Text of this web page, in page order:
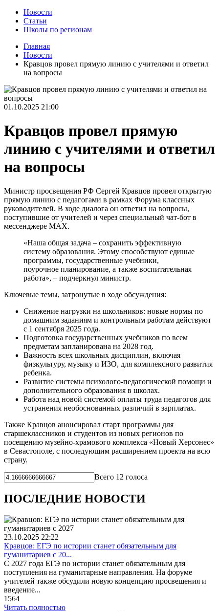
Новости
Статьи
Школы по регионам
Главная
Новости
Кравцов провел прямую линию с учителями и ответил
на вопросы
01.10.2025 21:00
Кравцов провел прямую
линию с учителями и ответил
на вопросы
Министр просвещения РФ Сергей Кравцов провел открытую
прямую линию с педагогами в рамках Форума классных
руководителей. В ходе диалога он ответил на вопросы,
поступившие от учителей и через специальный чат-бот в
мессенджере MAX.
«Наша общая задача – сохранить эффективную
систему образования. Этому способствуют единые
программы, государственные учебники,
поурочное планирование, а также воспитательная
работа», – подчеркнул министр.
Ключевые темы, затронутые в ходе обсуждения:
Снижение нагрузки на школьников: новые нормы по
домашним заданиям и контрольным работам действуют
с 1 сентября 2025 года.
Подготовка государственных учебников по всем
предметам запланирована на 2028 год.
Важность всех школьных дисциплин, включая
физкультуру, музыку и ИЗО, для комплексного развития
ребенка.
Развитие системы психолого-педагогической помощи и
дополнительного образования в школах.
Работа над новой системой оплаты труда педагогов для
устранения необоснованных различий в зарплатах.
Также Кравцов анонсировал старт программы для
старшеклассников и студентов из новых регионов по
посещению музейно-храмового комплекса «Новый Херсонес»
в Севастополе, с последующим расширением проекта на всю
страну.
Всего 12 голоса
ПОСЛЕДНИЕ НОВОСТИ
23.10.2025 22:22
Кравцов: ЕГЭ по истории станет обязательным для
гуманитариев с 20...
С 2027 года ЕГЭ по истории станет обязательным для
поступления на гуманитарные направления. На форуме
учителей также обсудили новую концепцию просвещения и
введение...
1564
Читать полностью